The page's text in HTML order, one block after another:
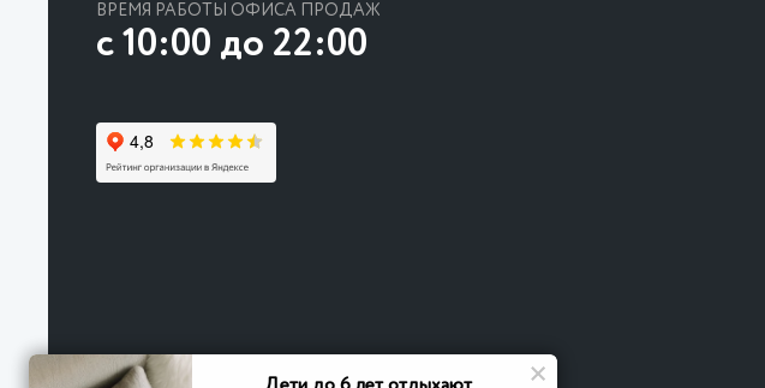
ВРЕМЯ РАБОТЫ ОФИСА ПРОДАЖ
с 10:00 до 22:00